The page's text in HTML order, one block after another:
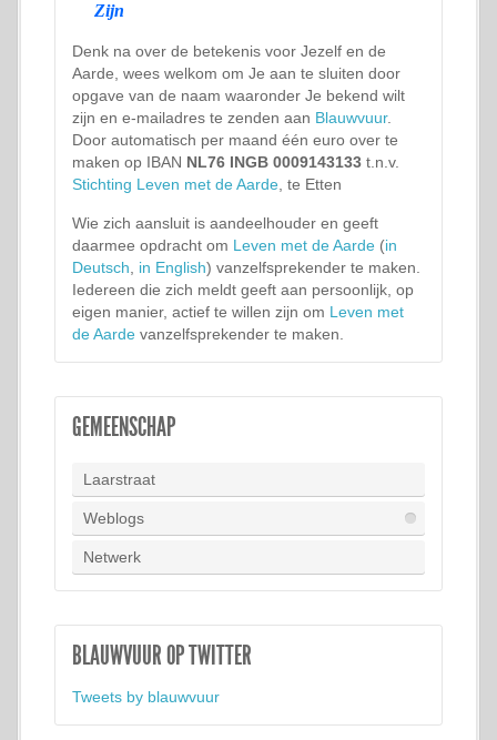
Zijn
Denk na over de betekenis voor Jezelf en de
Aarde, wees welkom om Je aan te sluiten door
opgave van de naam waaronder Je bekend wilt
zijn en e-mailadres te zenden aan Blauwvuur.
Door automatisch per maand één euro over te
maken op IBAN NL76 INGB 0009143133 t.n.v.
Stichting Leven met de Aarde , te Etten
Wie zich aansluit is aandeelhouder en geeft
daarmee opdracht om Leven met de Aarde (in
Deutsch
in English) vanzelfsprekender te maken.
Iedereen die zich meldt geeft aan persoonlijk, op
eigen manier, actief te willen zijn om Leven met
de Aarde vanzelfsprekender te maken.
GEMEENSCHAP
Laarstraat
Weblogs
Netwerk
BLAUWVUUR OP TWITTER
Tweets by blauwvuur